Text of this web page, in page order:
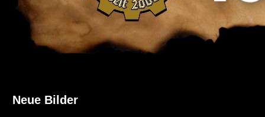
Neue Bilder